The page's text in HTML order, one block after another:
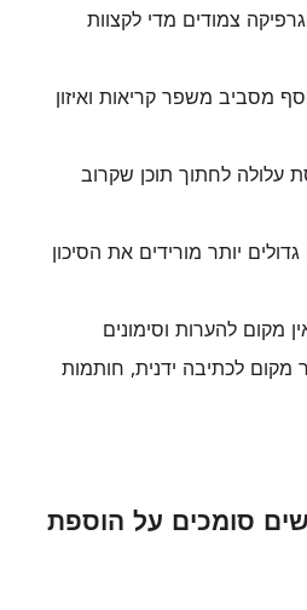
צמודים מדי לקצוות
מסביב משפר קריאות ואיזון
עלולה לחתוך תוכן שקרוב
יותר מורידים את הסיכון
מקום להערות וסימונים
מקום לכתיבה ידנית, חותמות
סומכים על הוספת